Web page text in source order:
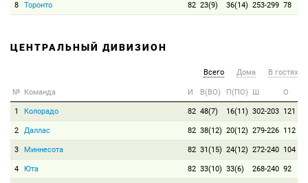
8 Торонто 82 23(9) 36(14) 253-299 78
ЦЕНТРАЛЬНЫЙ ДИВИЗИОН
Всего Дома В гостях
№ Команда И В(ВО) П(ПО) Ш О
1 Колорадо 82 48(7) 16(11) 302-203 121
2 Даллас 82 38(12) 20(12) 279-226 112
3 Миннесота 82 31(15) 24(12) 272-240 104
4 Юта 82 33(10) 33(6) 268-240 92